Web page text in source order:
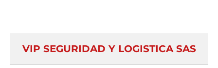
VIP SEGURIDAD Y LOGISTICA SAS